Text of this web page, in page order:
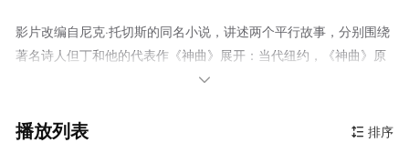
影片改编自尼克·托切斯的同名小说，讲述两个平行故事，分别围绕
著名诗人但丁和他的代表作《神曲》展开：当代纽约，《神曲》原
稿出现在一个黑市走私团伙的手中，厌倦现状的学者尼克（奥斯卡·
而违抗黑手党偷走了手稿，和他的爱人茱丽叶塔（盖尔·加朵 Gal

 排序
播放列表